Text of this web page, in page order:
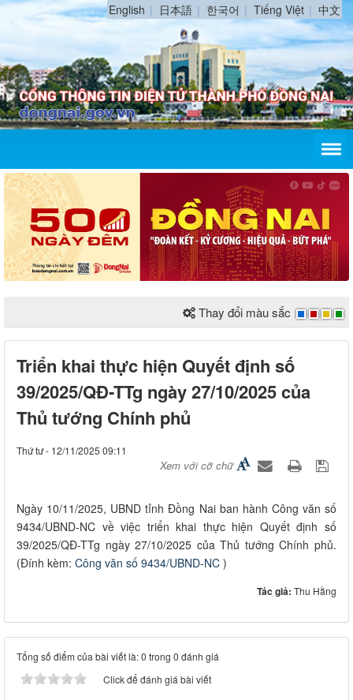
English 日本語 한국어 Tiếng Việt 中文
Thay đổi màu sắc
Triển khai thực hiện Quyết định số
39/2025/QĐ-TTg ngày 27/10/2025 của
Thủ tướng Chính phủ
Thứ tư - 12/11/2025 09:11
Xem với cỡ chữ
Ngày 10/11/2025, UBND tỉnh Đồng Nai ban hành Công văn số
9434/UBND-NC về việc triển khai thực hiện Quyết định số
39/2025/QĐ-TTg ngày 27/10/2025 của Thủ tướng Chính phủ.
(Đính kèm: Công văn số 9434/UBND-NC )
Tác giả: Thu Hằng
Tổng số điểm của bài viết là: 0 trong 0 đánh giá
Click để đánh giá bài viết